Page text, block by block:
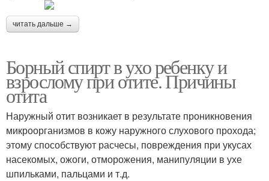
читать дальше →
Борный спирт в ухо ребенку и
взрослому при отите. Причины
отита
Наружный отит возникает в результате проникновения
микроорганизмов в кожу наружного слухового прохода;
этому способствуют расчесы, повреждения при укусах
насекомых, ожоги, отморожения, манипуляции в ухе
шпильками, пальцами и т.д.